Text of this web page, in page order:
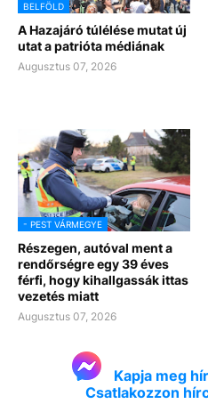
BELFÖLD
A Hazajáró túlélése mutat új
utat a patrióta médiának
Augusztus 07, 2026
- PEST VÁRMEGYE
Részegen, autóval ment a
rendőrségre egy 39 éves
férfi, hogy kihallgassák ittas
vezetés miatt
Augusztus 07, 2026
Kapja meg
Csatlakozzon